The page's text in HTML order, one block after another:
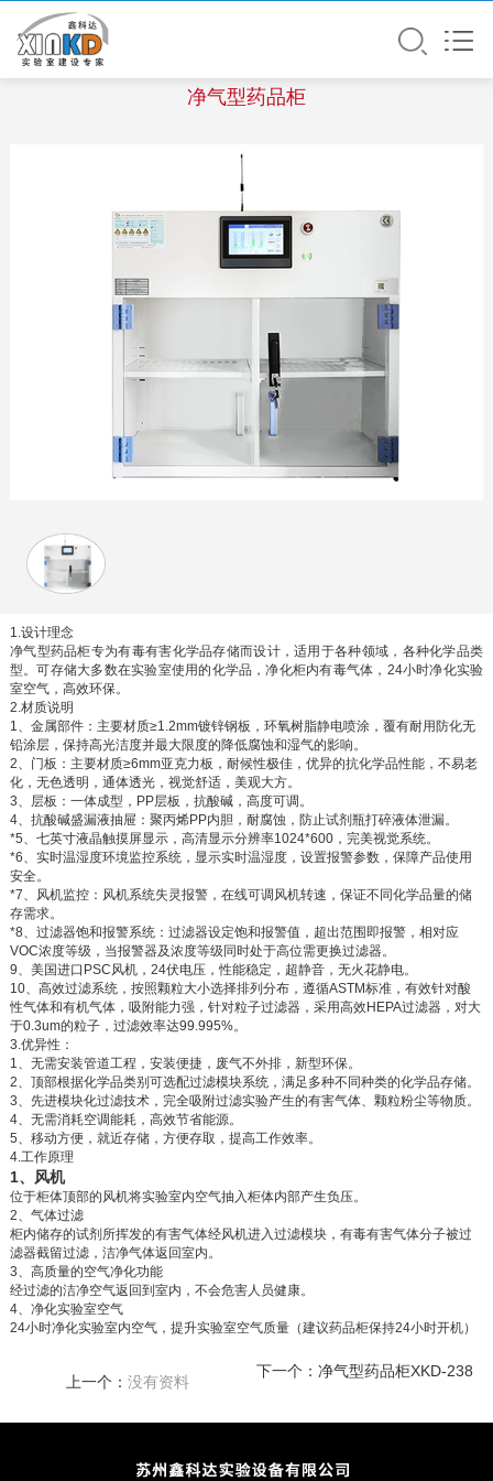
净气型药品柜XKD-236
净气型药品柜
1.设计理念
净气型药品柜专为有毒有害化学品存储而设计，适用于各种领域，各种化学品类
型。可存储大多数在实验室使用的化学品，净化柜内有毒气体，24小时净化实验
室空气，高效环保。
2.材质说明
1、金属部件：主要材质≥1.2mm镀锌钢板，环氧树脂静电喷涂，覆有耐用防化无
铅涂层，保持高光洁度并最大限度的降低腐蚀和湿气的影响。
2、门板：主要材质≥6mm亚克力板，耐候性极佳，优异的抗化学品性能，不易老
化，无色透明，通体透光，视觉舒适，美观大方。
3、层板：一体成型，PP层板，抗酸碱，高度可调。
4、抗酸碱盛漏液抽屉：聚丙烯PP内胆，耐腐蚀，防止试剂瓶打碎液体泄漏。
*5、七英寸液晶触摸屏显示，高清显示分辨率1024*600，完美视觉系统。
*6、实时温湿度环境监控系统，显示实时温湿度，设置报警参数，保障产品使用
安全。
*7、风机监控：风机系统失灵报警，在线可调风机转速，保证不同化学品量的储
存需求。
*8、过滤器饱和报警系统：过滤器设定饱和报警值，超出范围即报警，相对应
VOC浓度等级，当报警器及浓度等级同时处于高位需更换过滤器。
9、美国进口PSC风机，24伏电压，性能稳定，超静音，无火花静电。
10、高效过滤系统，按照颗粒大小选择排列分布，遵循ASTM标准，有效针对酸
性气体和有机气体，吸附能力强，针对粒子过滤器，采用高效HEPA过滤器，对大
于0.3um的粒子，过滤效率达99.995%。
3.优异性：
1、无需安装管道工程，安装便捷，废气不外排，新型环保。
2、顶部根据化学品类别可选配过滤模块系统，满足多种不同种类的化学品存储。
3、先进模块化过滤技术，完全吸附过滤实验产生的有害气体、颗粒粉尘等物质。
4、无需消耗空调能耗，高效节省能源。
5、移动方便，就近存储，方便存取，提高工作效率。
4.工作原理
1、风机
位于柜体顶部的风机将实验室内空气抽入柜体内部产生负压。
2、气体过滤
柜内储存的试剂所挥发的有害气体经风机进入过滤模块，有毒有害气体分子被过
滤器截留过滤，洁净气体返回室内。
3、高质量的空气净化功能
经过滤的洁净空气返回到室内，不会危害人员健康。
4、净化实验室空气
24小时净化实验室内空气，提升实验室空气质量（建议药品柜保持24小时开机）
上一个：没有资料
下一个： 净气型药品柜XKD-238